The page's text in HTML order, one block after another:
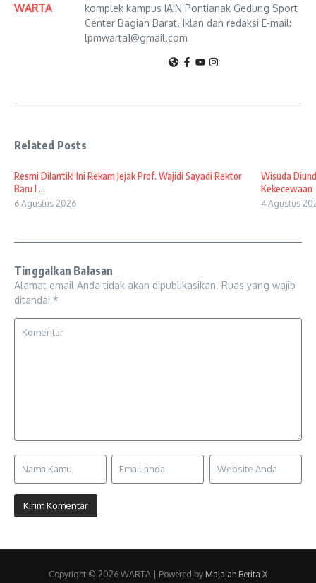
WARTA
komplek kampus IAIN Pontianak Gedung Sport
Center Bagian Barat. Iklan dan redaksi E-mail:
lpmwarta1@gmail.com
Related Posts
Resmi Dilantik! Ini Rekam Jejak Prof. Wajidi Sayadi Rektor
Baru I ...
6 Agustus 2026
Wisuda
Kekecewaan
4 Agustus
Tinggalkan Balasan
Alamat email Anda tidak akan dipublikasikan. Ruas yang wajib
ditandai *
Copyright © 2026 WARTA | Powered by Majalah Berita X